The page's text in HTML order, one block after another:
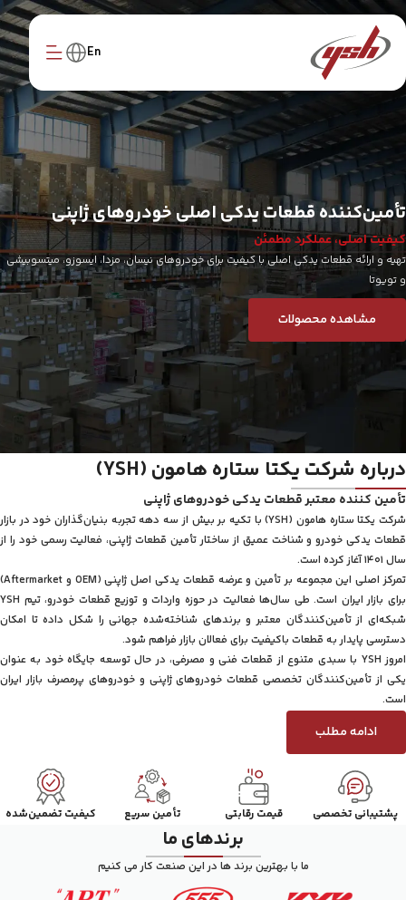
En
تأمین‌کننده قطعات یدکی اصلی خودروهای ژاپنی
کیفیت اصلی، عملکرد مطمئن
تهیه و ارائه قطعات یدکی اصلی با کیفیت برای خودرو‌های نیسان، مزدا، ایسوزو، میتسوبیشی
و تویوتا
مشاهده محصولات
درباره شرکت یکتا ستاره هامون (YSH)
تأمین کننده معتبر قطعات یدکی خودرو‌های ژاپنی
شرکت یکتا ستاره هامون (YSH) با تکیه بر بیش از سه دهه تجربه بنیان‌گذاران خود در بازار
قطعات یدکی خودرو و شناخت عمیق از ساختار تأمین قطعات ژاپنی، فعالیت رسمی خود را از
سال ۱۴۰۱ آغاز کرده است.
تمرکز اصلی این مجموعه بر تأمین و عرضه قطعات یدکی اصل ژاپنی (OEM و Aftermarket)
برای بازار ایران است. طی سال‌ها فعالیت در حوزه واردات و توزیع قطعات خودرو، تیم YSH
شبکه‌ای از تأمین‌کنندگان معتبر و برندهای شناخته‌شده جهانی را شکل داده تا امکان
دسترسی پایدار به قطعات باکیفیت برای فعالان بازار فراهم شود.
امروز YSH با سبدی متنوع از قطعات فنی و مصرفی، در حال توسعه جایگاه خود به عنوان
یکی از تأمین‌کنندگان تخصصی قطعات خودروهای ژاپنی و خودروهای پرمصرف بازار ایران
است.
ادامه مطلب
پشتیبانی تخصصی قیمت رقابتی تأمین سریع کیفیت تضمین‌شده
برند‌های ما
ما با بهترین برند ها در این صنعت کار می کنیم